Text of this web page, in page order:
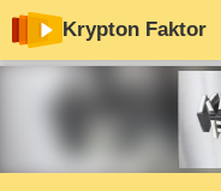
Krypton Faktor